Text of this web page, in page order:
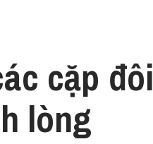
cặp đôi
lòng